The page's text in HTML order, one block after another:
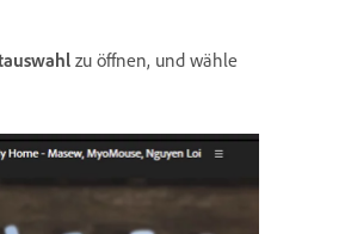
zu öffnen, und wähle